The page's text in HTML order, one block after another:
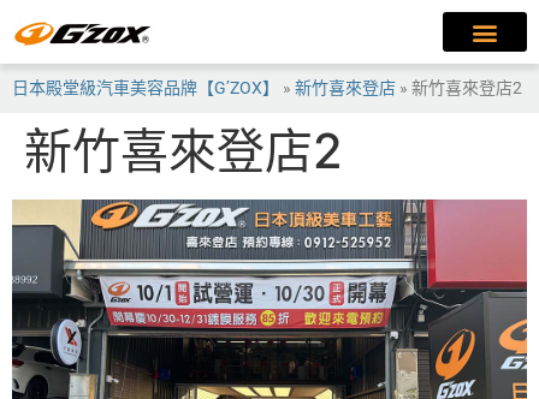
日本殿堂級汽車美容品牌【G’ZOX】 » 新竹喜來登店 » 新竹喜來登店2
新竹喜來登店2